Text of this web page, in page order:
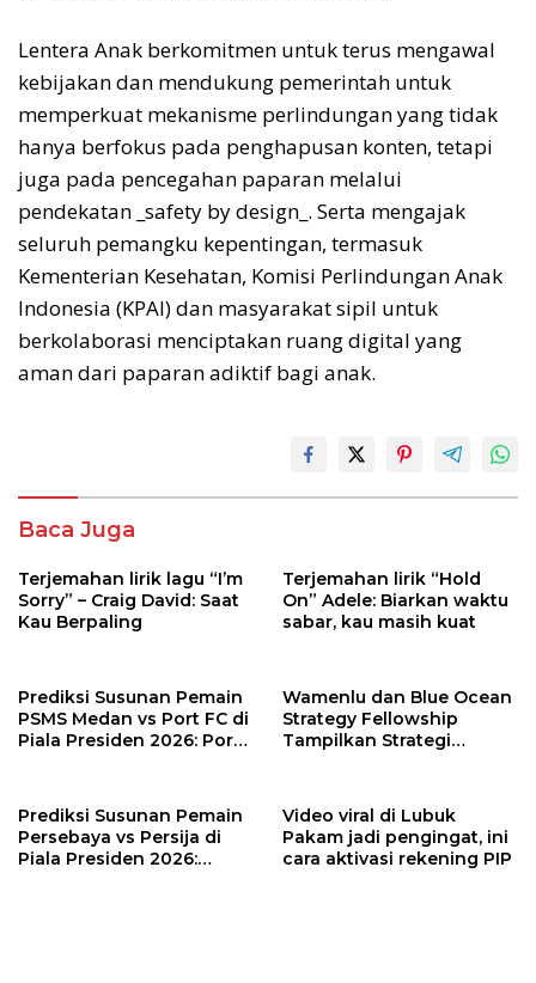
Lentera Anak berkomitmen untuk terus mengawal
kebijakan dan mendukung pemerintah untuk
memperkuat mekanisme perlindungan yang tidak
hanya berfokus pada penghapusan konten, tetapi
juga pada pencegahan paparan melalui
pendekatan _safety by design_. Serta mengajak
seluruh pemangku kepentingan, termasuk
Kementerian Kesehatan, Komisi Perlindungan Anak
Indonesia (KPAI) dan masyarakat sipil untuk
berkolaborasi menciptakan ruang digital yang
aman dari paparan adiktif bagi anak.
Baca Juga
Terjemahan lirik lagu “I’m
Sorry” – Craig David: Saat
Kau Berpaling
Terjemahan lirik “Hold
On” Adele: Biarkan waktu
sabar, kau masih kuat
Prediksi Susunan Pemain
PSMS Medan vs Port FC di
Piala Presiden 2026: Port
Wamenlu dan Blue Ocean
Strategy Fellowship
Tampilkan Strategi
Prediksi Susunan Pemain
Persebaya vs Persija di
Piala Presiden 2026:
Video viral di Lubuk
Pakam jadi pengingat, ini
cara aktivasi rekening PIP